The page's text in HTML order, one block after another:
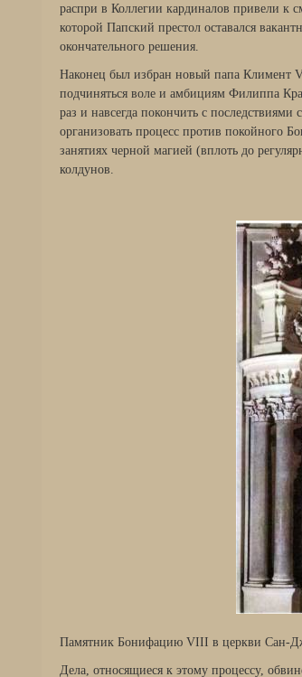
распри в Коллегии кардиналов привели к
которой Папский престол оставался
окончательного решения.
Наконец был избран новый папа Климент
подчиняться воле и амбициям Филиппа
раз и навсегда покончить с
организовать процесс против покойного
занятиях черной магией (вплоть до
колдунов.
Памятник Бонифацию VIII в церкви Сан-
Дела, относящиеся к этому процессу,